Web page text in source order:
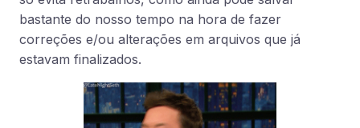
bastante do nosso tempo na hora de fazer
correções e/ou alterações em arquivos que já
estavam finalizados.